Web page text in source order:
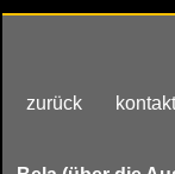
zurück